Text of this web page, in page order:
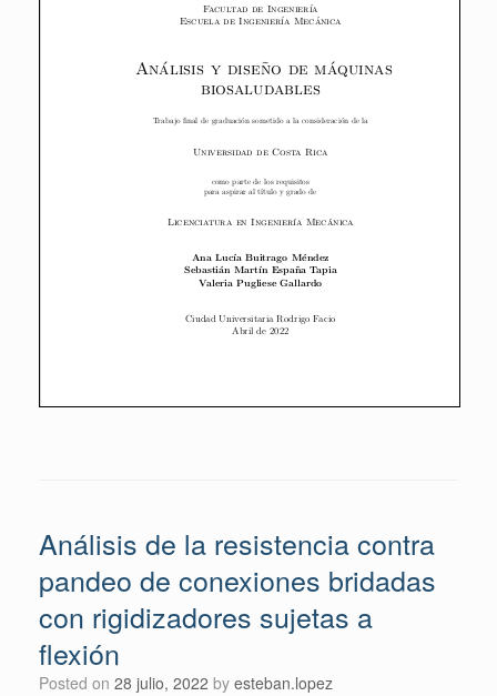
Análisis de la resistencia contra
pandeo de conexiones bridadas
con rigidizadores sujetas a
flexión
Posted on 28 julio, 2022 by esteban.lopez